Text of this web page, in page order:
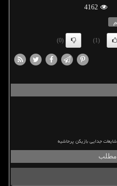
4162
(1)
(0)
جدایی بازیکن پرحاشیه
مطلب